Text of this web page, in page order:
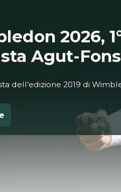
2026,
Agut-
dell’edizione 2019 di